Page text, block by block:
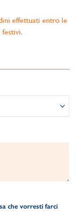
effettuati entro le
festivi.
che vorresti farci